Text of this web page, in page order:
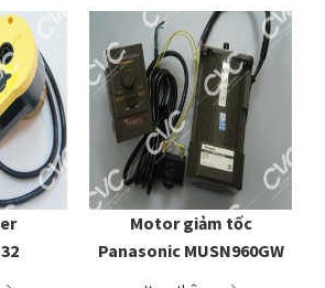
Motor giảm tốc
Panasonic MUSN960GW